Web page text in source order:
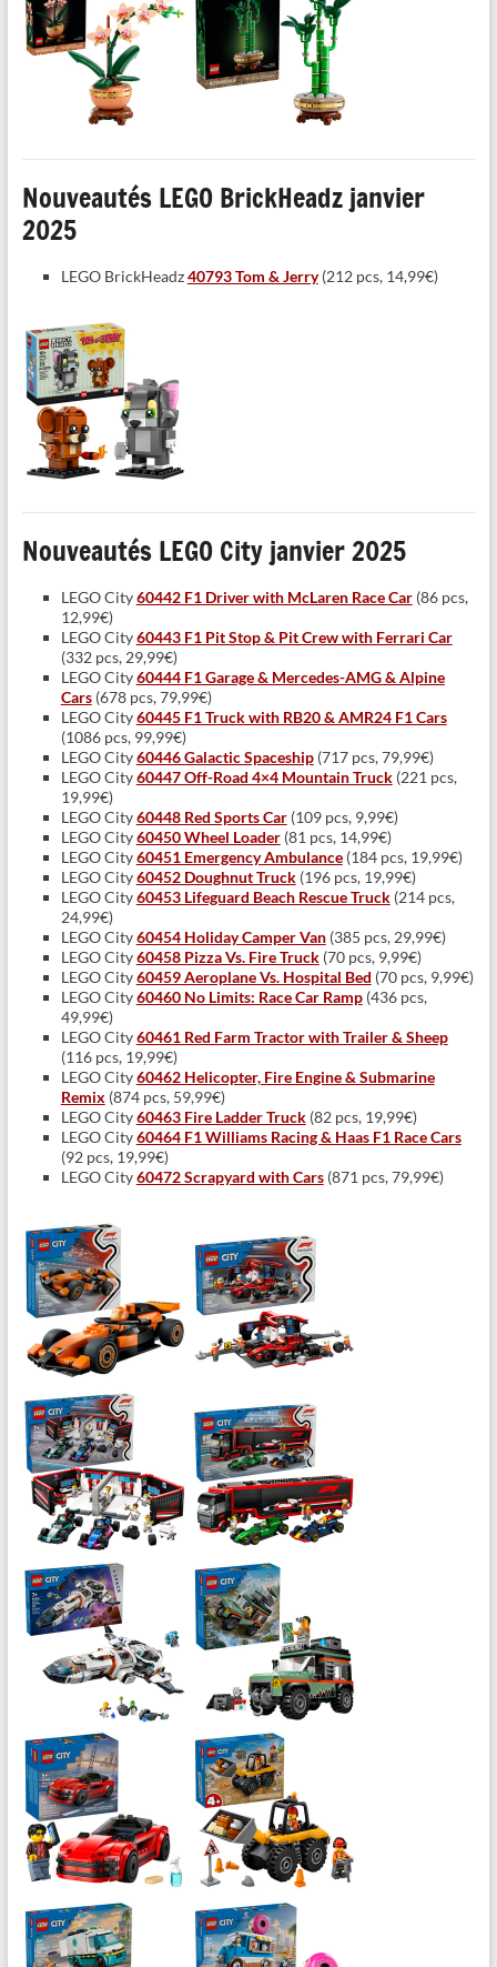
Nouveautés LEGO BrickHeadz janvier
2025
LEGO BrickHeadz40793 Tom & Jerry(212 pcs, 14,99€)
Nouveautés LEGO City janvier 2025
LEGO City60442 F1 Driver with McLaren Race Car(86 pcs,
12,99€)
LEGO City60443 F1 Pit Stop & Pit Crew with Ferrari Car
(332 pcs, 29,99€)
LEGO City60444 F1 Garage & Mercedes-AMG & Alpine
Cars(678 pcs, 79,99€)
LEGO City60445 F1 Truck with RB20 & AMR24 F1 Cars
(1086 pcs, 99,99€)
LEGO City60446 Galactic Spaceship(717 pcs, 79,99€)
LEGO City60447 Off-Road 4×4 Mountain Truck(221 pcs,
19,99€)
LEGO City60448 Red Sports Car(109 pcs, 9,99€)
LEGO City60450 Wheel Loader(81 pcs, 14,99€)
LEGO City60451 Emergency Ambulance(184 pcs, 19,99€)
LEGO City60452 Doughnut Truck(196 pcs, 19,99€)
LEGO City60453 Lifeguard Beach Rescue Truck(214 pcs,
24,99€)
LEGO City60454 Holiday Camper Van(385 pcs, 29,99€)
LEGO City60458 Pizza Vs. Fire Truck(70 pcs, 9,99€)
LEGO City60459 Aeroplane Vs. Hospital Bed (70 pcs, 9,99€)
LEGO City60460 No Limits: Race Car Ramp(436 pcs,
49,99€)
LEGO City60461 Red Farm Tractor with Trailer & Sheep
(116 pcs, 19,99€)
LEGO City60462 Helicopter, Fire Engine & Submarine
Remix (874 pcs, 59,99€)
LEGO City60463 Fire Ladder Truck(82 pcs, 19,99€)
LEGO City60464 F1 Williams Racing & Haas F1 Race Cars
(92 pcs, 19,99€)
LEGO City60472 Scrapyard with Cars(871 pcs, 79,99€)